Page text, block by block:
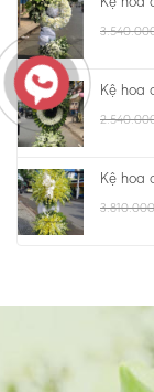
Kệ hoa
Kệ hoa
3.810.000